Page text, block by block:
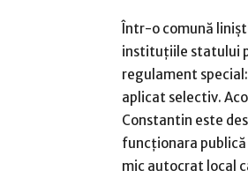
Într-o comună
instituțiile statului
regulament
aplicat selectiv.
Constantin este
funcționara publică
mic autocrat local